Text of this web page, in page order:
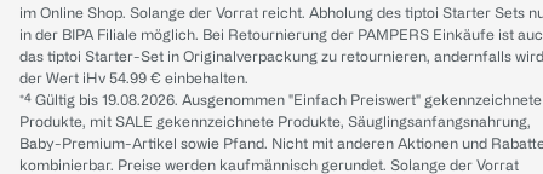
im Online Shop. Solange der Vorrat reicht. Abholung des tiptoi Starter Sets
in der BIPA Filiale möglich. Bei Retournierung der PAMPERS Einkäufe ist
das tiptoi Starter-Set in Originalverpackung zu retournieren, andernfalls wird
der Wert iHv 54.99 € einbehalten.
*⁴ Gültig bis 19.08.2026. Ausgenommen "Einfach Preiswert" gekennzeichnete
Produkte, mit SALE gekennzeichnete Produkte, Säuglingsanfangsnahrung,
Baby-Premium-Artikel sowie Pfand. Nicht mit anderen Aktionen und
kombinierbar. Preise werden kaufmännisch gerundet. Solange der Vorrat